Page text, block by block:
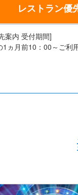
レストラン優
案内 受付期間]
1ヵ月前10：00～ご利